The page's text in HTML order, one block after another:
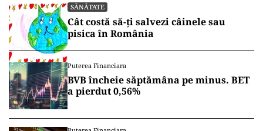
SĂNĂTATE
Cât costă să-ți salvezi câinele sau
pisica în România
Puterea Financiara
BVB încheie săptămâna pe minus. BET
a pierdut 0,56%